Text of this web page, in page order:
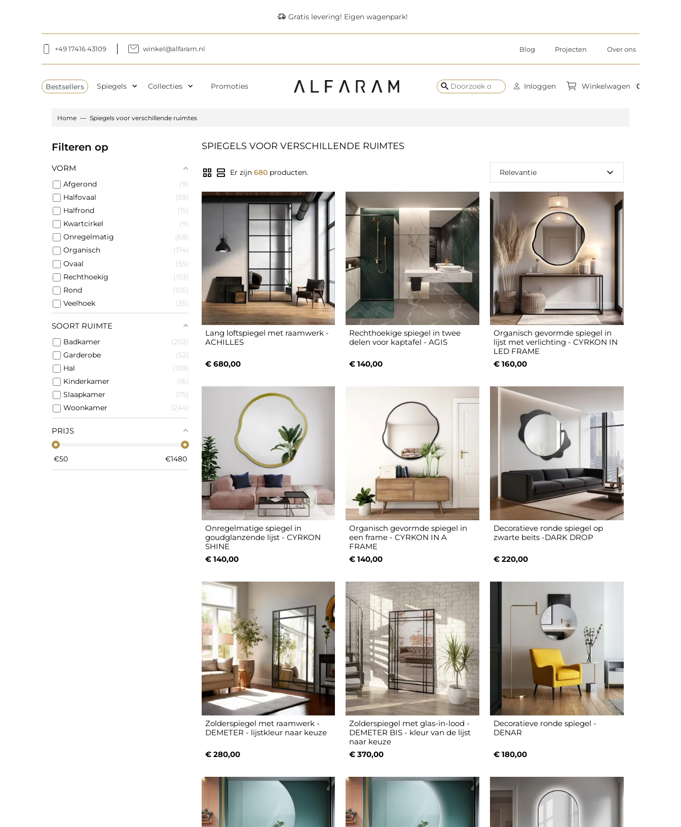
delivery_truck_speed Gratis levering! Eigen wagenpark!
+49 17416 43109 winkel@alfaram.nl Blog Projecten Over ons
Bestsellers Spiegels expand_more Collecties expand_more Promoties search Inloggen Winkelwagen 0
Home Spiegels voor verschillende ruimtes
Filteren op
VORM
Afgerond
9
Halfovaal
59
Halfrond
15
Kwartcirkel
9
Onregelmatig
68
Organisch
174
Ovaal
55
Rechthoekig
153
Rond
105
Veelhoek
35
SOORT RUIMTE
Badkamer
203
Garderobe
52
Hal
109
Kinderkamer
16
Slaapkamer
75
Woonkamer
244
PRIJS
€50 €1480
SPIEGELS VOOR VERSCHILLENDE RUIMTES
grid_view view_agenda Er zijn 680producten. Relevantie expand_more
Lang loftspiegel met raamwerk -
ACHILLES
€ 680,00
Rechthoekige spiegel in twee
delen voor kaptafel - AGIS
€ 140,00
Organisch gevormde spiegel in
lijst met verlichting - CYRKON IN
LED FRAME
€ 160,00
Onregelmatige spiegel in
goudglanzende lijst - CYRKON
SHINE
€ 140,00
Organisch gevormde spiegel in
een frame - CYRKON IN A
FRAME
€ 140,00
Decoratieve ronde spiegel op
zwarte beits -DARK DROP
€ 220,00
Zolderspiegel met raamwerk -
DEMETER - lijstkleur naar keuze
€ 280,00
Zolderspiegel met glas-in-lood -
DEMETER BIS - kleur van de lijst
naar keuze
€ 370,00
Decoratieve ronde spiegel -
DENAR
€ 180,00